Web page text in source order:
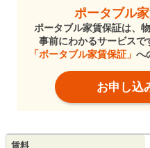
ポータブル
ポータブル家賃保証は、
事前にわかるサービスで
「ポータブル家賃保証」 へ
お申し込
賃料